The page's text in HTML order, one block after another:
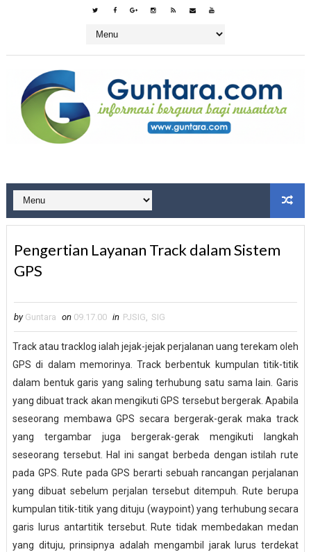
Pengertian Layanan Track dalam Sistem
GPS
by Guntara on 09.17.00 in PJSIG, SIG
Track atau tracklog ialah jejak-jejak perjalanan uang terekam oleh
GPS di dalam memorinya. Track berbentuk kumpulan titik-titik
dalam bentuk garis yang saling terhubung satu sama lain. Garis
yang dibuat track akan mengikuti GPS tersebut bergerak. Apabila
seseorang membawa GPS secara bergerak-gerak maka track
yang tergambar juga bergerak-gerak mengikuti langkah
seseorang tersebut. Hal ini sangat berbeda dengan istilah rute
pada GPS. Rute pada GPS berarti sebuah rancangan perjalanan
yang dibuat sebelum perjalan tersebut ditempuh. Rute berupa
kumpulan titik-titik yang dituju (waypoint) yang terhubung secara
garis lurus antartitik tersebut. Rute tidak membedakan medan
yang dituju, prinsipnya adalah mengambil jarak lurus terdekat